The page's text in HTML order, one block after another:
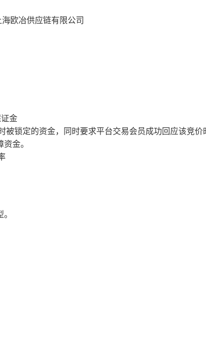
欧冶供应链有限公司
金
被锁定的资金，同时要求平台交易会员成功回应该竞价
金。